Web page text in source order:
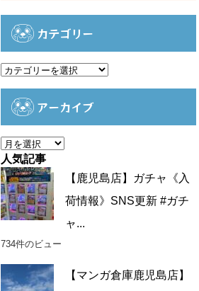
カテゴリー
カ
アーカイブ
ア
ー
カ
イ
ブ
人気記事
【鹿児島店】ガチャ《入
荷情報》SNS更新 #ガチ
ャ...
734件のビュー
【マンガ倉庫鹿児島店】